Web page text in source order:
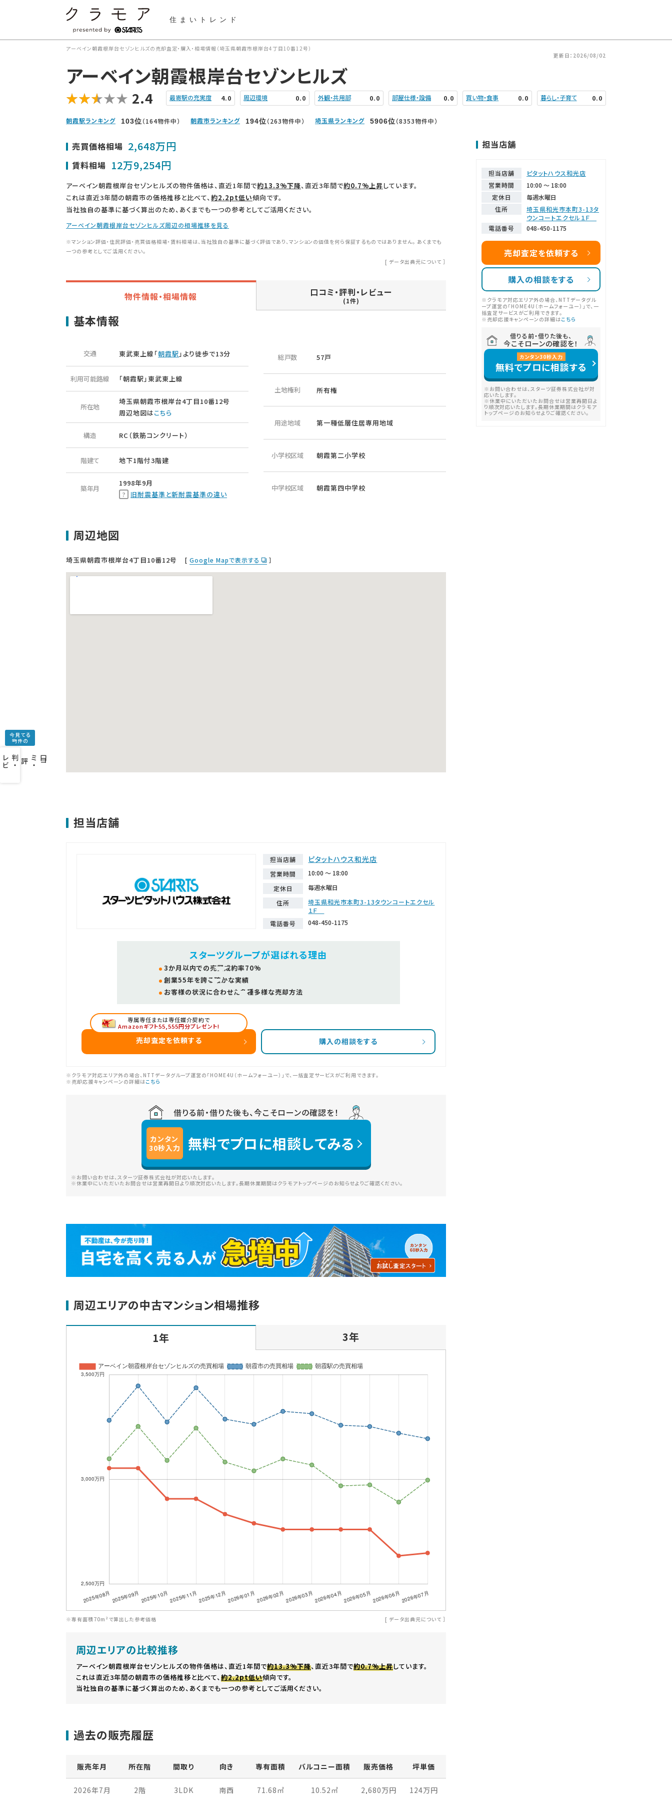
住まいトレンド
アーベイン朝霞根岸台セゾンヒルズの売却査定・購入・相場情報（埼玉県朝霞市根岸台4丁目10番12号）
更新日：2026/08/02
アーベイン朝霞根岸台セゾンヒルズ
2.4 最寄駅の充実度 4.0 周辺環境 0.0 外観・共用部 0.0 部屋仕様・設備 0.0 買い物・食事 0.0 暮らし・子育て 0.0
朝霞駅ランキング 103位（164物件中） 朝霞市ランキング 194位（263物件中） 埼玉県ランキング 5906位（8353物件中）
今見てる
物件の
口
コ
ミ
・
評 判
・
レ
ビ
ュ
ー
を
み
売買価格相場 2,648万円
賃料相場 12万9,254円
アーベイン朝霞根岸台セゾンヒルズの物件価格は、直近1年間で約13.3%下降、直近3年間で約0.7%上昇しています。
これは直近3年間の朝霞市の価格推移と比べて、約2.2pt低い傾向です。
当社独自の基準に基づく算出のため、あくまでも一つの参考としてご活用ください。
アーベイン朝霞根岸台セゾンヒルズ周辺の相場推移を見る
※マンション評価・住民評価・売買価格相場・賃料相場は、当社独自の基準に基づく評価であり、マンションの価値を何ら保証するものではありません。 あくまでも
一つの参考としてご活用ください。
[ データ出典元について ］
物件情報・相場情報 口コミ・評判・レビュー
(1件)
基本情報
交通 東武東上線「朝霞駅 」より徒歩で13分
利用可能路線 「朝霞駅」東武東上線
所在地
埼玉県朝霞市根岸台4丁目10番12号
周辺地図はこちら
構造 RC（鉄筋コンクリート）
階建て 地下1階付3階建
築年月
1998年9月
旧耐震基準と新耐震基準の違い
総戸数 57戸
土地権利 所有権
用途地域 第一種低層住居専用地域
小学校区域 朝霞第二小学校
中学校区域 朝霞第四中学校
周辺地図
埼玉県朝霞市根岸台4丁目10番12号 [ Google Mapで表示する ］
担当店舗
担当店舗 ピタットハウス和光店
営業時間
10:00 ～ 18:00
定休日
毎週水曜日
住所
埼玉県和光市本町3-13タウンコートエクセル
１Ｆ
電話番号
048-450-1175
スターツグループが選ばれる理由
3か月以内での売買成約率70%
創業55年を誇る確かな実績
お客様の状況に合わせた多種多様な売却方法
専属専任または専任媒介契約で
Amazonギフト55,555円分プレゼント!
売却査定を依頼する 購入の相談をする
※クラモア対応エリア外の場合、NTTデータグループ運営の「HOME4U（ホームフォーユー）」で、一括査定サービスがご利用できます。
※売却応援キャンペーンの詳細はこちら
借りる前・借りた後も、今こそローンの確認を！
カンタン
30秒入力 無料でプロに相談してみる
※お問い合わせは、スターツ証券株式会社が対応いたします。
※休業中にいただいたお問合せは営業再開日より順次対応いたします。長期休業期間はクラモアトップページのお知らせよりご確認ください。
周辺エリアの中古マンション相場推移
1年 3年
※専有面積70m²で算出した参考価格 [ データ出典元について ］
周辺エリアの比較推移
アーベイン朝霞根岸台セゾンヒルズの物件価格は、直近1年間で約13.3%下降、直近3年間で約0.7%上昇しています。
これは直近3年間の朝霞市の価格推移と比べて、 約2.2pt低い傾向です。
当社独自の基準に基づく算出のため、あくまでも一つの参考としてご活用ください。
過去の販売履歴
販売年月 所在階 間取り 向き 専有面積 バルコニー面積 販売価格 坪単価
2026年7月 2階 3LDK 南西 71.68 ㎡ 10.52 ㎡ 2,680万円 124万円
担当店舗
担当店舗
ピタットハウス和光店
営業時間
10:00 ～ 18:00
定休日
毎週水曜日
住所
埼玉県和光市本町3-13タ
ウンコートエクセル１Ｆ
電話番号
048-450-1175
売却査定を依頼する
購入の相談をする
※クラモア対応エリア外の場合、NTTデータグル
ープ運営の「HOME4U（ホームフォーユー）」で、一
括査定サービスがご利用できます。
※売却応援キャンペーンの詳細はこちら
借りる前・借りた後も、
今こそローンの確認を！
カンタン30秒入力
無料でプロに相談する
※お問い合わせは、スターツ証券株式会社が対
応いたします。
※休業中にいただいたお問合せは営業再開日よ
り順次対応いたします。長期休業期間はクラモア
トップページのお知らせよりご確認ください。